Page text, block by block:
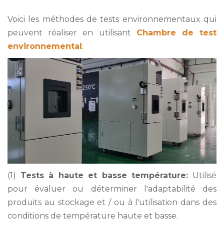
Voici les méthodes de tests environnementaux qui
peuvent réaliser en utilisant Chambre de test
environnemental :
(1) Tests à haute et basse température: Utilisé
pour évaluer ou déterminer l'adaptabilité des
produits au stockage et / ou à l'utilisation dans des
conditions de température haute et basse.